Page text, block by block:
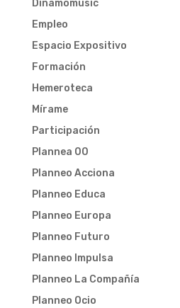
Dinamomusic
Empleo
Espacio Expositivo
Formación
Hemeroteca
Mírame
Participación
Plannea 00
Planneo Acciona
Planneo Educa
Planneo Europa
Planneo Futuro
Planneo Impulsa
Planneo La Compañía
Planneo Ocio